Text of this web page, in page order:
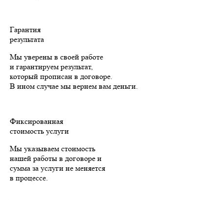
Гарантия
результата
Мы уверены в своей работе
и гарантируем результат,
который прописан в договоре.
В ином случае мы вернем вам деньги.
Фиксированная
стоимость услуги
Мы указываем стоимость
нашей работы в договоре и
сумма за услуги не меняется
в процессе.